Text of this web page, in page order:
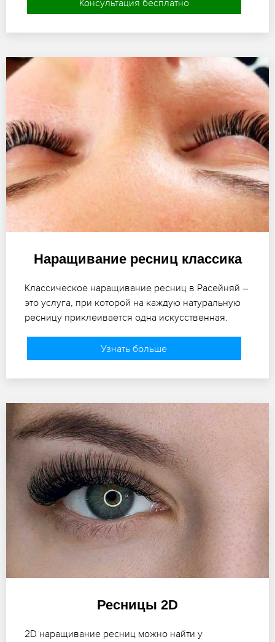
Консультация бесплатно
Наращивание ресниц классика
Классическое наращивание ресниц в Расейняй –
это услуга, при которой на каждую натуральную
ресницу приклеивается одна искусственная.
Узнать больше
Ресницы 2D
2D наращивание ресниц можно найти у